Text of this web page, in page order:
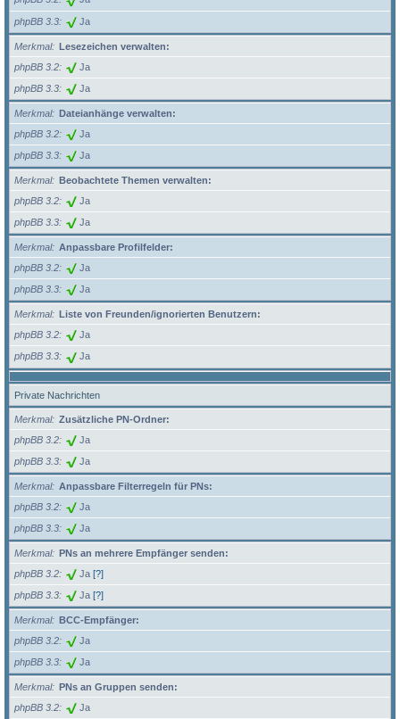
phpBB 3.3 Ja
Merkmal
Lesezeichen verwalten:
phpBB 3.2
Ja
phpBB 3.3 Ja
Merkmal
Dateianhänge verwalten:
phpBB 3.2
Ja
phpBB 3.3 Ja
Merkmal
Beobachtete Themen verwalten:
phpBB 3.2
Ja
phpBB 3.3 Ja
Merkmal
Anpassbare Profilfelder:
phpBB 3.2
Ja
phpBB 3.3 Ja
Merkmal
Liste von Freunden/ignorierten Benutzern:
phpBB 3.2
Ja
phpBB 3.3 Ja
Private Nachrichten
Merkmal
Zusätzliche PN-Ordner:
phpBB 3.2
Ja
phpBB 3.3 Ja
Merkmal
Anpassbare Filterregeln für PNs:
phpBB 3.2
Ja
phpBB 3.3 Ja
Merkmal
PNs an mehrere Empfänger senden:
phpBB 3.2
Ja [?]
phpBB 3.3 Ja [?]
Merkmal
BCC-Empfänger:
phpBB 3.2
Ja
phpBB 3.3 Ja
Merkmal
PNs an Gruppen senden:
phpBB 3.2
Ja